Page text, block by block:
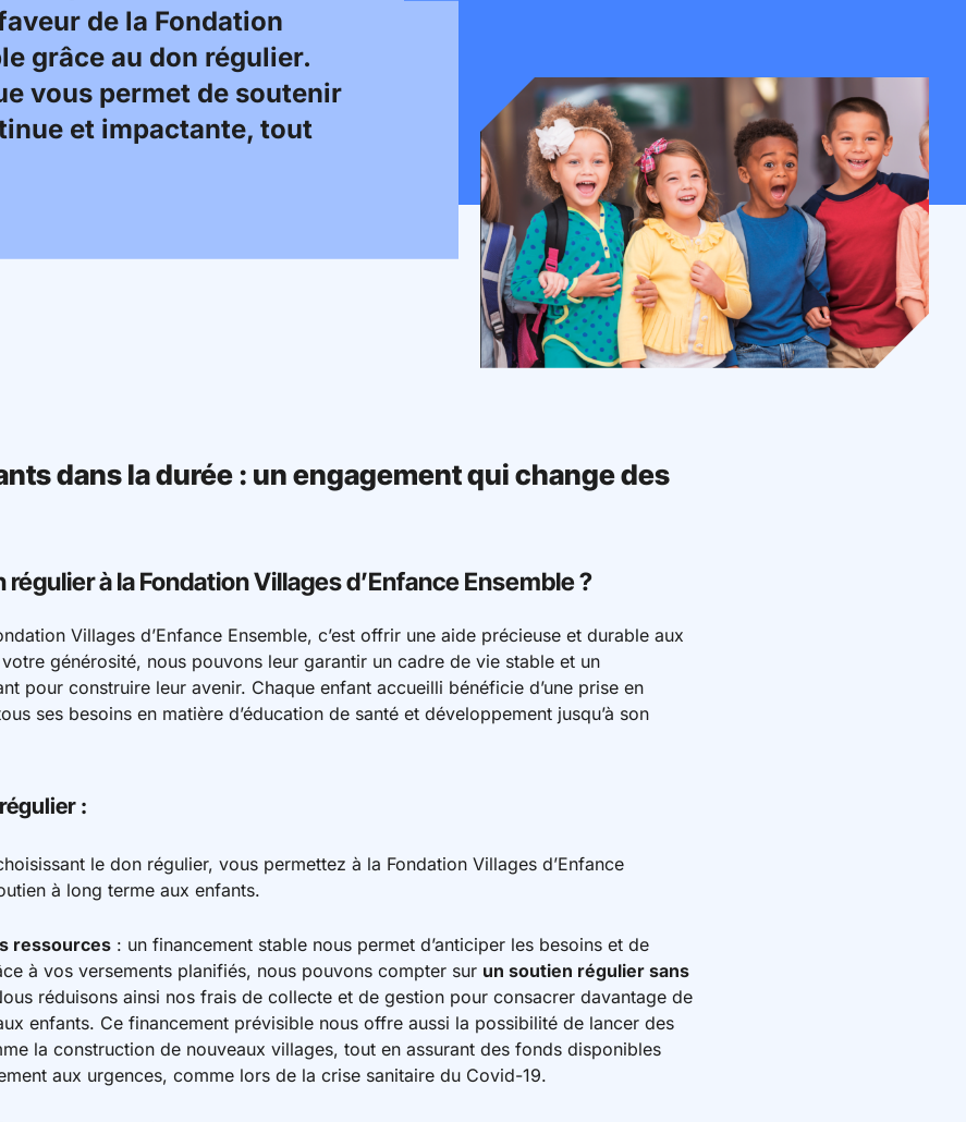
de la Fondation
grâce au don régulier.
vous permet de soutenir
et impactante, tout
dans la durée : un engagement qui change des
régulier à la Fondation Villages d’Enfance Ensemble ?
Villages d’Enfance Ensemble, c’est offrir une aide précieuse et durable aux
générosité, nous pouvons leur garantir un cadre de vie stable et un
pour construire leur avenir. Chaque enfant accueilli bénéficie d’une prise en
ses besoins en matière d’éducation de santé et développement jusqu’à son
:
le don régulier, vous permettez à la Fondation Villages d’Enfance
à long terme aux enfants.
ressources : un financement stable nous permet d’anticiper les besoins et de
à vos versements planifiés, nous pouvons compter sur un soutien régulier sans
réduisons ainsi nos frais de collecte et de gestion pour consacrer davantage de
enfants. Ce financement prévisible nous offre aussi la possibilité de lancer des
la construction de nouveaux villages, tout en assurant des fonds disponibles
aux urgences, comme lors de la crise sanitaire du Covid-19.